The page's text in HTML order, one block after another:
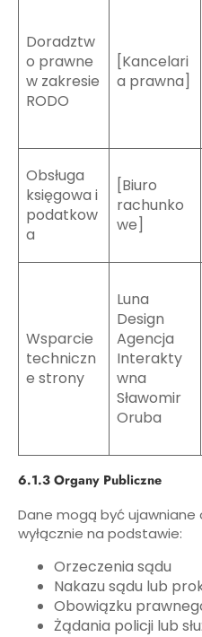
Doradztw
o prawne
w zakresie
RODO
[Kancelari
a prawna]
Obsługa
księgowa i
podatkow
a
[Biuro
rachunko
we]
Wsparcie
techniczn
e strony
Luna
Design
Agencja
Interakty
wna
Sławomir
Oruba
6.1.3 Organy Publiczne
Dane mogą być
wyłącznie na podstawie:
Orzeczenia sądu
Nakazu sądu lub
Obowiązku
Żądania policji lub